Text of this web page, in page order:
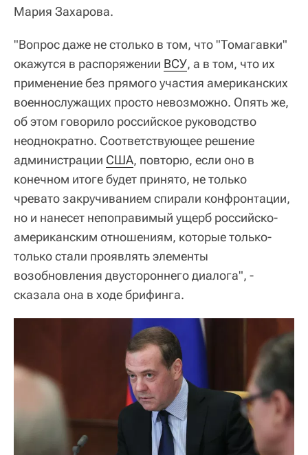
Мария Захарова.
"Вопрос даже не столько в том, что "Томагавки"
окажутся в распоряжении ВСУ, а в том, что их
применение без прямого участия американских
военнослужащих просто невозможно. Опять же,
об этом говорило российское руководство
неоднократно. Соответствующее решение
администрации США, повторю, если оно в
конечном итоге будет принято, не только
чревато закручиванием спирали конфронтации,
но и нанесет непоправимый ущерб российско-
американским отношениям, которые только-
только стали проявлять элементы
возобновления двустороннего диалога", -
сказала она в ходе брифинга.